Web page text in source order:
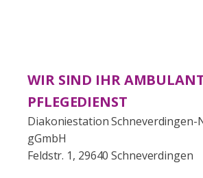
WIR SIND IHR
PFLEGEDIENST
Diakoniestation Schneverdingen-
gGmbH
Feldstr. 1, 29640 Schneverdingen